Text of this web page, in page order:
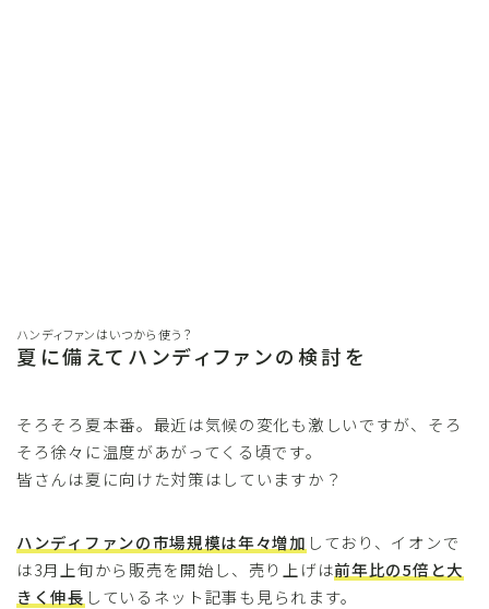
ハンディファンはいつから使う？
夏に備えてハンディファンの検討を
そろそろ夏本番。最近は気候の変化も激しいですが、そろ
そろ徐々に温度があがってくる頃です。
皆さんは夏に向けた対策はしていますか？
ハンディファンの市場規模は年々増加 しており、イオンで
は3月上旬から販売を開始し、売り上げは前年比の5倍と大
きく伸長 しているネット記事も見られます。